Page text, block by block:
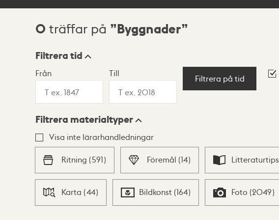
Sökresultat
0 träffar på Byggnader
Visningsläge
Lista Karta
Filtrera tid
Från Till
Filtrera på tid
Filtrera materialtyper
Visa inte lärarhandledningar
Ritning (591) Föremål (14) Litteraturtips
Karta (44) Bildkonst (164) Foto (2049)